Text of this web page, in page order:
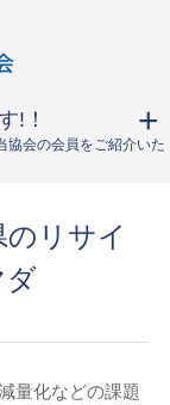
!！
協会の会員をご紹介いた
リサイ
ダ
量化などの課題